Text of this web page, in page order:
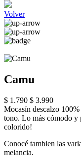
Volver
Camu
$ 1.790 $ 3.990
Mocasín descalzo
tono. Lo más cómodo y
colorido!
Conocé tambien las
melancia.